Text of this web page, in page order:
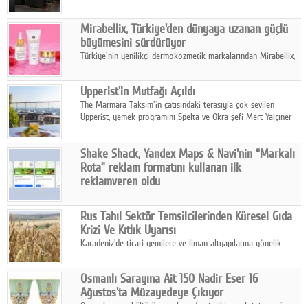
kontrol ünitesi Madoka Plus Türkiye'de satışa sunuldu.
Mirabellix, Türkiye'den dünyaya uzanan güçlü
büyümesini sürdürüyor
Türkiye'nin yenilikçi dermokozmetik markalarından Mirabellix,
ürünleriyle hem yurt içinde hem de uluslararası pazarlarda
büyümesini sürdürüyor.
Upperist'in Mutfağı Açıldı
The Marmara Taksim'in çatısındaki terasıyla çok sevilen
Upperist, yemek programını Spelta ve Okra şefi Mert Yalçıner
Shake Shack, Yandex Maps & Navi'nin “Markalı
Rota” reklam formatını kullanan ilk
reklamveren oldu
artırmak amacıyla Cereyan Medya ve Yandex Ads iş birliğiyle
Yandex Maps & Navi'nin yeni "Markalı Rota" reklam formatını
kullanan ilk marka oldu.
Rus Tahıl Sektör Temsilcilerinden Küresel Gıda
Krizi Ve Kıtlık Uyarısı
Karadeniz'de ticari gemilere ve liman altyapılarına yönelik
geçirdi.
Osmanlı Sarayına Ait 150 Nadir Eser 16
Ağustos'ta Müzayedeye Çıkıyor